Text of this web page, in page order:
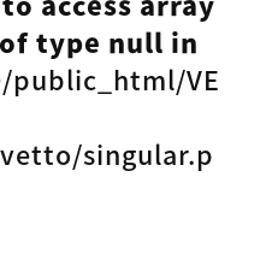
type null in
public_html/VE
singular.p